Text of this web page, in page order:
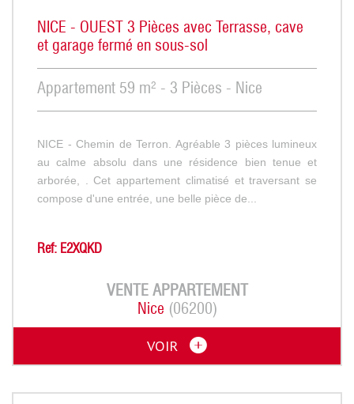
NICE - OUEST 3 Pièces avec Terrasse, cave
et garage fermé en sous-sol
Appartement 59 m² - 3 Pièces - Nice
NICE - Chemin de Terron. Agréable 3 pièces lumineux
au calme absolu dans une résidence bien tenue et
arborée, . Cet appartement climatisé et traversant se
compose d'une entrée, une belle pièce de...
Ref: E2XQKD
VENTE APPARTEMENT
Nice (06200)
VOIR